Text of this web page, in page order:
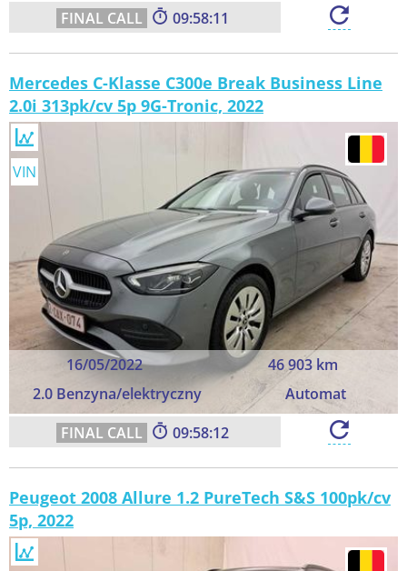
09:58:10
Mercedes C-Klasse C300e Break Business Line
2.0i 313pk/cv 5p 9G-Tronic, 2022
16/05/2022
46 903 km
2.0 Benzyna/elektryczny
Automat
VIN
09:58:11
Peugeot 2008 Allure 1.2 PureTech S&S 100pk/cv
5p, 2022